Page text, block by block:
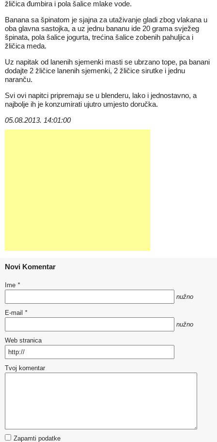
žličica đumbira i pola šalice mlake vode.
Banana sa špinatom je sjajna za utaživanje gladi zbog vlakana u
oba glavna sastojka, a uz jednu bananu ide 20 grama svježeg
špinata, pola šalice jogurta, trećina šalice zobenih pahuljica i
žličica meda.
Uz napitak od lanenih sjemenki masti se ubrzano tope, pa banani
dodajte 2 žličice lanenih sjemenki, 2 žličice sirutke i jednu
naranču.
Svi ovi napitci pripremaju se u blenderu, lako i jednostavno, a
najbolje ih je konzumirati ujutro umjesto doručka.
05.08.2013. 14:01:00
Novi Komentar
Ime *
nužno
E-mail *
nužno
Web stranica
Tvoj komentar
Zapamti podatke